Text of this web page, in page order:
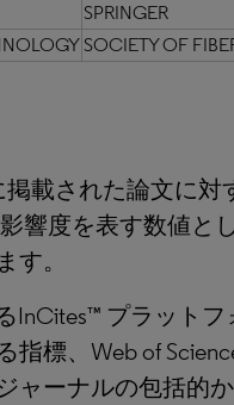
SPRINGER
SOCIETY OF
載された論文に
響度を表す数値と
す。
InCites™ プラット
指標、Web of
ャーナルの包括的